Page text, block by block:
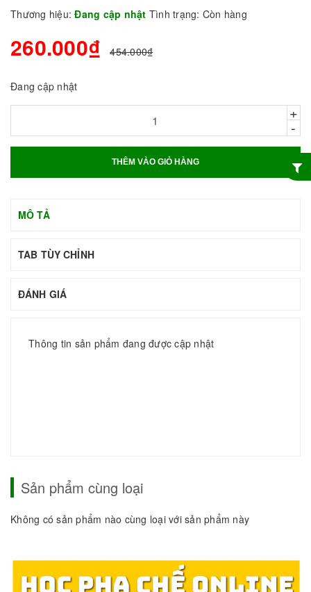
Thương hiệu: Đang cập nhật Tình trạng: Còn hàng
260.000₫ 454.000₫
Đang cập nhật
+
-
THÊM VÀO GIỎ HÀNG
MÔ TẢ
TAB TÙY CHỈNH
ĐÁNH GIÁ
Thông tin sản phẩm đang được cập nhật
Sản phẩm cùng loại
Không có sản phẩm nào cùng loại với sản phẩm này